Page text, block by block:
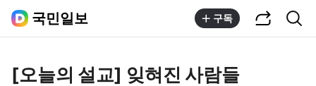
국민일보 구독
[오늘의 설교] 잊혀진 사람들